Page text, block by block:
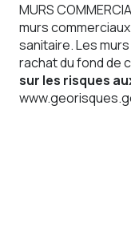
MURS
murs
sanitaire. Les
rachat du fond de
sur les risques